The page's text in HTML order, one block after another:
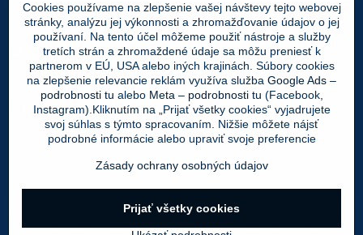
Osobný odber
Navštívte našu predajňu - SHOWROOM
Obuv LEON, Mlynská 21, 040 01 Košice
Váš Objednaný tovar si môžete ZADARMO
vyzdvihnúť v PO - PIA 9:00 - 17:00 hod.
©2026Copyright
Predvoľby súkromiaZásady ochrany osobných údajov
Cookies používame na zlepšenie vašej návštevy tejto webovej
stránky, analýzu jej výkonnosti a zhromažďovanie údajov o jej
používaní. Na tento účel môžeme použiť nástroje a služby
tretích strán a zhromaždené údaje sa môžu preniesť k
partnerom v EÚ, USA alebo iných krajinách. Súbory cookies
na zlepšenie relevancie reklám využíva služba Google Ads –
podrobnosti tu alebo Meta – podrobnosti tu (Facebook,
Instagram).Kliknutím na „Prijať všetky cookies“ vyjadrujete
svoj súhlas s týmto spracovaním. Nižšie môžete nájsť
podrobné informácie alebo upraviť svoje preferencie
Zásady ochrany osobných údajov
Prijať všetky cookies